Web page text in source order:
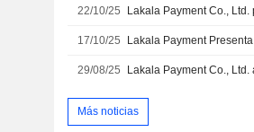
22/10/25
17/10/25 Lakala Payment
29/08/25
Más noticias